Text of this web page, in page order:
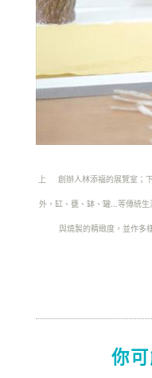
上 創辦人林添福的展覽室
外，缸、甕、缽、罐…等傳統
與燒製的精緻度，並作多
你